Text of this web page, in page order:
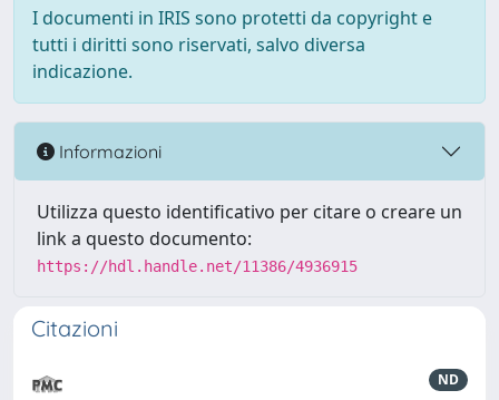
I documenti in IRIS sono protetti da copyright e
tutti i diritti sono riservati, salvo diversa
indicazione.
Informazioni
Utilizza questo identificativo per citare o creare un
link a questo documento:
https://hdl.handle.net/11386/4936915
Citazioni
ND